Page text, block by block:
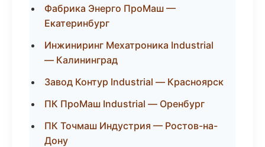
Фабрика Энерго ПроМаш —
Екатеринбург
Инжиниринг Мехатроника Industrial
— Калининград
Завод Контур Industrial — Красноярск
ПК ПроМаш Industrial — Оренбург
ПК Точмаш Индустрия — Ростов-на-
Дону